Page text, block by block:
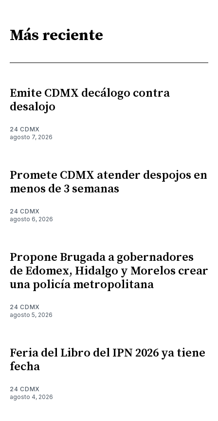
Más reciente
Emite CDMX decálogo contra
desalojo
24 CDMX
agosto 7, 2026
Promete CDMX atender despojos en
menos de 3 semanas
24 CDMX
agosto 6, 2026
Propone Brugada a gobernadores
de Edomex, Hidalgo y Morelos crear
una policía metropolitana
24 CDMX
agosto 5, 2026
Feria del Libro del IPN 2026 ya tiene
fecha
24 CDMX
agosto 4, 2026